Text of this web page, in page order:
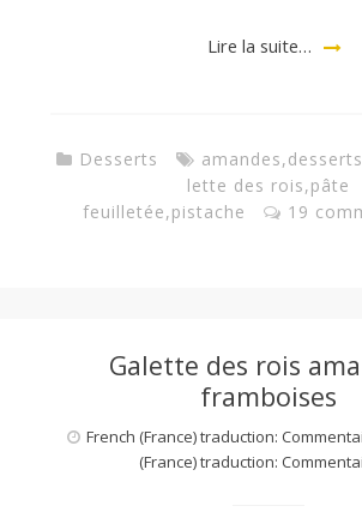
Lire la suite…
Desserts amandes,desserts
lette des rois,pâte
feuilletée,pistache 19
Galette des rois
framboises
French (France) traduction:
(France) traduction: